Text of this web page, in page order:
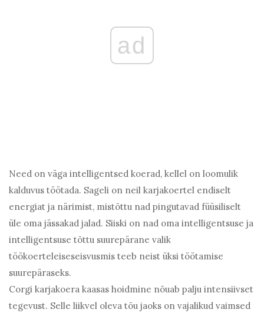
ad
Need on väga intelligentsed koerad, kellel on loomulik
kalduvus töötada. Sageli on neil karjakoertel endiselt
energiat ja närimist, mistõttu nad pingutavad füüsiliselt
üle oma jässakad jalad. Siiski on nad oma intelligentsuse ja
intelligentsuse tõttu suurepärane valik
töökoerteleiseseisvusmis teeb neist üksi töötamise
suurepäraseks.
Corgi karjakoera kaasas hoidmine nõuab palju intensiivset
tegevust. Selle liikvel oleva tõu jaoks on vajalikud vaimsed